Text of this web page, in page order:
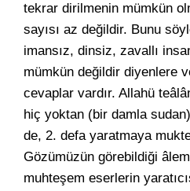
tekrar dirilmenin mümkün
sayısı az değildir. Bunu
imansız, dinsiz, zavallı
mümkün değildir diyenlere
cevaplar vardır. Allahü
hiç yoktan (bir damla
de, 2. defa yaratmaya
Gözümüzün görebildiği
muhteşem eserlerin